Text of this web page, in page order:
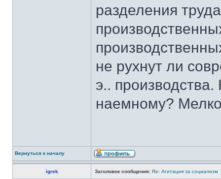
разделения
не рухнут ли
э..
наемному?
Вернуться к началу
igrek Заголовок сообщения: Re: Агитация за социализм